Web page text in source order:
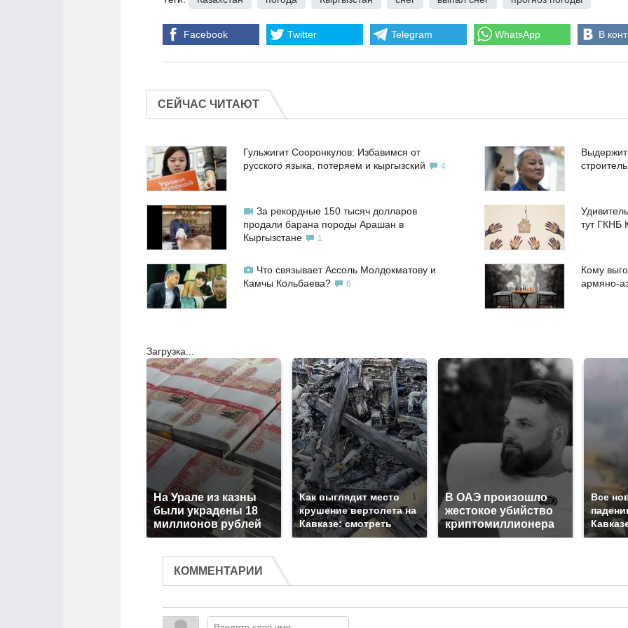
Facebook Twitter Telegram WhatsApp В
СЕЙЧАС ЧИТАЮТ
Гульжигит Сооронкулов: Избавимся от
русского языка, потеряем и кыргызский
4
За рекордные 150 тысяч долларов
продали барана породы Арашан в
Кыргызстане
1
тут ГКНБ
Что связывает Ассоль Молдокматову и
Камчы Кольбаева?
6
Кому
армяно-
Загрузка...
На Урале из казны
были украдены 18
миллионов рублей
Как выглядит место
крушение вертолета на
Кавказе: смотреть
В ОАЭ произошло
жестокое убийство
криптомиллионера
Все
КОММЕНТАРИИ